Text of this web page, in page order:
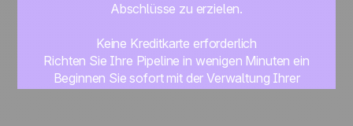
Abschlüsse zu erzielen.
Keine Kreditkarte erforderlich
Richten Sie Ihre Pipeline in wenigen Minuten ein
Beginnen Sie sofort mit der Verwaltung Ihrer